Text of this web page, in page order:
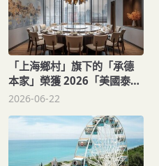
「上海鄉村」旗下的「承德
本家」榮獲 2026「美國泰坦
地產大獎」金獎
2026-06-22